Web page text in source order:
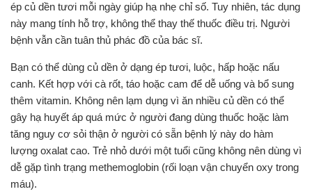
ép củ dền tươi mỗi ngày giúp hạ nhẹ chỉ số. Tuy nhiên, tác dụng
này mang tính hỗ trợ, không thể thay thế thuốc điều trị. Người
bệnh vẫn cần tuân thủ phác đồ của bác sĩ.
Bạn có thể dùng củ dền ở dạng ép tươi, luộc, hấp hoặc nấu
canh. Kết hợp với cà rốt, táo hoặc cam để dễ uống và bổ sung
thêm vitamin. Không nên lạm dụng vì ăn nhiều củ dền có thể
gây hạ huyết áp quá mức ở người đang dùng thuốc hoặc làm
tăng nguy cơ sỏi thận ở người có sẵn bệnh lý này do hàm
lượng oxalat cao. Trẻ nhỏ dưới một tuổi cũng không nên dùng vì
dễ gặp tình trạng methemoglobin (rối loạn vận chuyển oxy trong
máu).